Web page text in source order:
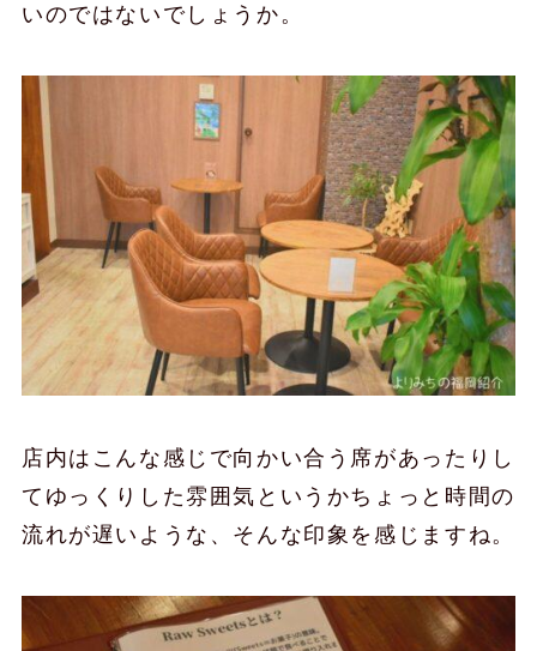
いのではないでしょうか。
店内はこんな感じで向かい合う席があったりし
てゆっくりした雰囲気というかちょっと時間の
流れが遅いような、そんな印象を感じますね。